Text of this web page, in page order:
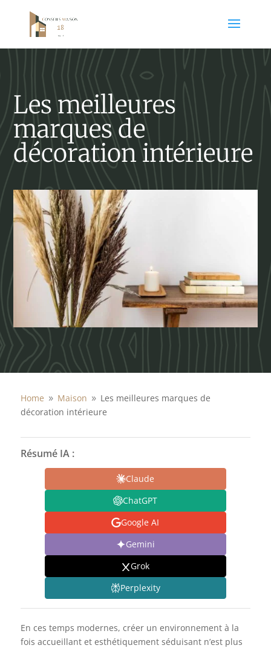
Les meilleures
marques de
décoration intérieure
Home 9 Maison 9 Les meilleures marques de
décoration intérieure
Résumé IA :
Claude
ChatGPT
Google AI
Gemini
Grok
Perplexity
En ces temps modernes, créer un environnement à la
fois accueillant et esthétiquement séduisant n’est plus